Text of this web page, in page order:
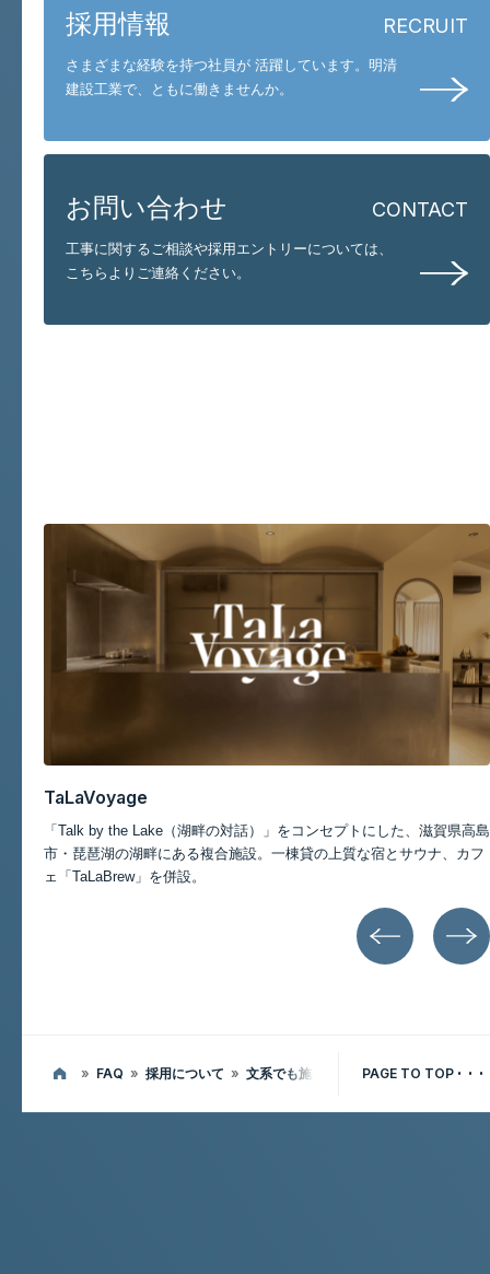
採用情報 RECRUIT
さまざまな経験を持つ社員が 活躍しています。 明清
建設工業で、ともに働きませんか。
お問い合わせ CONTACT
工事に関するご相談や採用エントリーについては、
こちらよりご連絡ください。
記事一覧
TaLaBrew
琵琶湖のほとりにあるカフェスペース。「Talk by the Lake（湖畔の対
話）」をコンセプトに、こだわりのスペシャルティコーヒーや旬のラ
ンチを提供。
» FAQ » 採用について » 文系でも施工管理を希望できますか
PAGE TO TOP